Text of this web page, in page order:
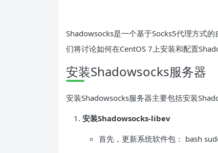
Shadowsocks是一个基于Socks5代理方式
们将讨论如何在CentOS 7上安装和配置
安装Shadowsocks服务器
安装Shadowsocks服务器主要包括安装
安装Shadowsocks-libev
首先，更新系统软件包： bash